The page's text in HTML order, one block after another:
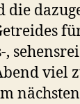
viel